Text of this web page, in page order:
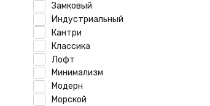
Замковый
Индустриальный
Кантри
Классика
Лофт
Минимализм
Модерн
Морской